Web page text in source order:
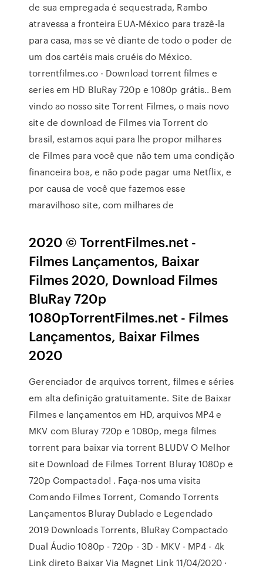
de sua empregada é sequestrada, Rambo
atravessa a fronteira EUA-México para trazê-la
para casa, mas se vê diante de todo o poder de
um dos cartéis mais cruéis do México.
torrentfilmes.co - Download torrent filmes e
series em HD BluRay 720p e 1080p grátis.. Bem
vindo ao nosso site Torrent Filmes, o mais novo
site de download de Filmes via Torrent do
brasil, estamos aqui para lhe propor milhares
de Filmes para você que não tem uma condição
financeira boa, e não pode pagar uma Netflix, e
por causa de você que fazemos esse
maravilhoso site, com milhares de
2020 © TorrentFilmes.net -
Filmes Lançamentos, Baixar
Filmes 2020, Download Filmes
BluRay 720p
1080pTorrentFilmes.net - Filmes
Lançamentos, Baixar Filmes
2020
Gerenciador de arquivos torrent, filmes e séries
em alta definição gratuitamente. Site de Baixar
Filmes e lançamentos em HD, arquivos MP4 e
MKV com Bluray 720p e 1080p, mega filmes
torrent para baixar via torrent BLUDV O Melhor
site Download de Filmes Torrent Bluray 1080p e
720p Compactado! . Faça-nos uma visita
Comando Filmes Torrent, Comando Torrents
Lançamentos Bluray Dublado e Legendado
2019 Downloads Torrents, BluRay Compactado
Dual Áudio 1080p - 720p - 3D - MKV - MP4 - 4k
Link direto Baixar Via Magnet Link 11/04/2020 ·